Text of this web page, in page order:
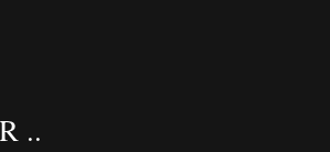
..